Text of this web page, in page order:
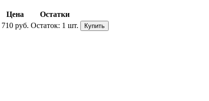
Цена
Остатки
710 руб. Остаток: 1 шт. Купить